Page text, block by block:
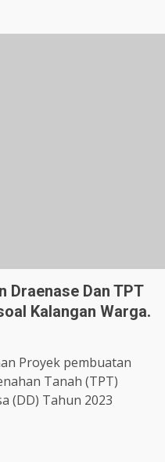
Draenase Dan TPT
Kalangan Warga.
Proyek pembuatan
Tanah (TPT)
(DD) Tahun 2023